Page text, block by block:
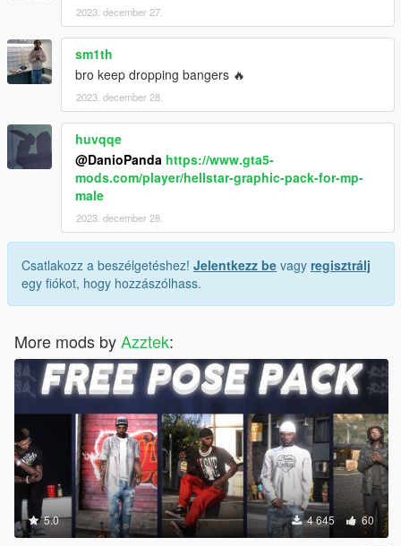
2023. december 27.
sm1th
bro keep dropping bangers 🔥
2023. december 28.
huvqqe
@DanioPanda https://www.gta5-
mods.com/player/hellstar-graphic-pack-for-mp-
male
2023. december 28.
Csatlakozz a beszélgetéshez! Jelentkezz be vagy regisztrálj
egy fiókot, hogy hozzászólhass.
More mods byAzztek:
5.0 4 645 60